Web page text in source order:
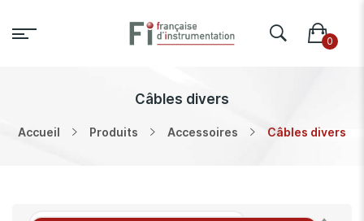
Câbles divers
Accueil Produits Accessoires Câbles divers